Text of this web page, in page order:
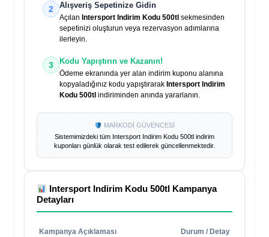
2 Alışveriş Sepetinize Gidin
Açılan Intersport Indirim Kodu 500tl sekmesinden
sepetinizi oluşturun veya rezervasyon adımlarına
ilerleyin.
3 Kodu Yapıştırın ve Kazanın!
Ödeme ekranında yer alan indirim kuponu alanına
kopyaladığınız kodu yapıştırarak Intersport Indirim
Kodu 500tl indiriminden anında yararlanın.
MARKODİ GÜVENCESİ
Sistemimizdeki tüm Intersport Indirim Kodu 500tl indirim
kuponları günlük olarak test edilerek güncellenmektedir.
Intersport Indirim Kodu 500tl Kampanya
Detayları
Kampanya Açıklaması Durum / Detay